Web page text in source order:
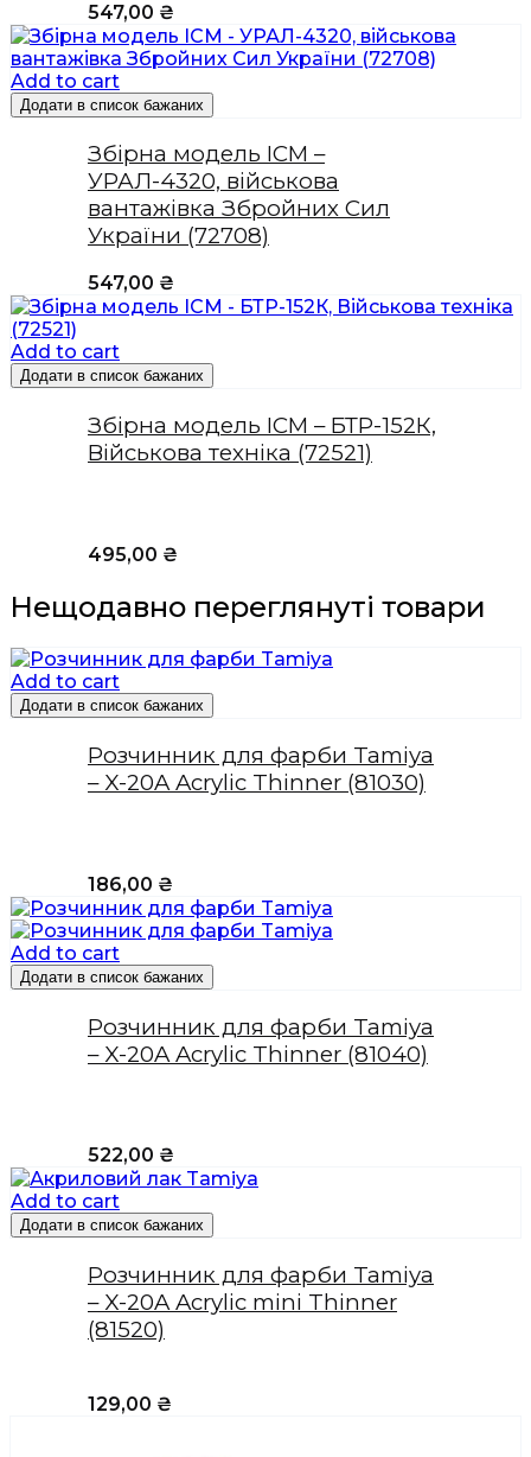
547,00 ₴
Add to cart
Додати в список бажаних
Збірна модель ICM –
УРАЛ-4320, військова
вантажівка Збройних Сил
України (72708)
547,00 ₴
Add to cart
Додати в список бажаних
Збірна модель ICM – БТР-152К,
Військова техніка (72521)
495,00 ₴
Нещодавно переглянуті товари
Add to cart
Додати в список бажаних
Розчинник для фарби Tamiya
– X-20A Acrylic Thinner (81030)
186,00 ₴
Add to cart
Додати в список бажаних
Розчинник для фарби Tamiya
– X-20A Acrylic Thinner (81040)
522,00 ₴
Add to cart
Додати в список бажаних
Розчинник для фарби Tamiya
– X-20A Acrylic mini Thinner
(81520)
129,00 ₴